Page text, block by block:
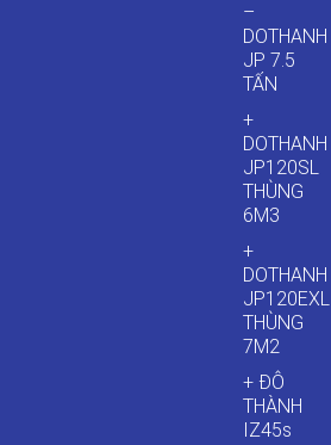
–
DOTHANH
JP 7.5
TẤN
+
DOTHANH
JP120SL
THÙNG
6M3
+
DOTHANH
JP120EXL
THÙNG
7M2
+ ĐÔ
THÀNH
IZ45s